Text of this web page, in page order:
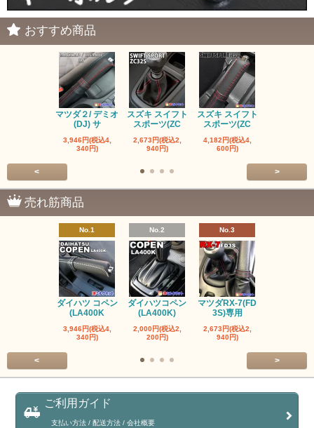
おすすめ商品
マツダ２/ デミオ
(DJ) サ
3,946円(税込4,
340円)
スズキ スイフト
スポーツ(ZC
2,673円(税込2,
940円)
スズキ スイフト
スポーツ(ZC
4,182円(税込4,
600円)
< >
売れ筋商品
No.1
ダイハツ コペン
(LA400K
3,946円(税込4,
340円)
No.2
ダイハツコペン
(LA400K)
2,000円(税込2,
200円)
No.3
マツダRX-7(FD
3S)専用
2,673円(税込2,
940円)
< >
ご利用ガイド
支払い方法 / 配送方法 / 会社概要